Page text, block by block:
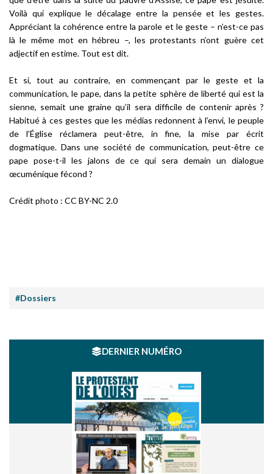
Voilà qui explique le décalage entre la pensée et les gestes.
Appréciant la cohérence entre la parole et le geste – n’est-ce pas
là le même mot en hébreu –, les protestants n’ont guère cet
adjectif en estime. Tout est dit.
Et si, tout au contraire, en commençant par le geste et la
communication, le pape, dans la petite sphère de liberté qui est la
sienne, semait une graine qu’il sera difficile de contenir après ?
Habitué à ces gestes que les médias redonnent à l’envi, le peuple
de l’Église réclamera peut-être, in fine, la mise par écrit
dogmatique. Dans une société de communication, peut-être ce
pape pose-t-il les jalons de ce qui sera demain un dialogue
œcuménique fécond ?
Crédit photo : CC BY-NC 2.0
#Dossiers
DERNIER NUMÉRO